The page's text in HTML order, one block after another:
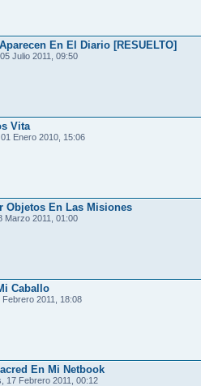
En El Diario [RESUELTO]
Julio 2011, 09:50
Vita
Enero 2010, 15:06
Objetos En Las Misiones
Marzo 2011, 01:00
Caballo
Febrero 2011, 18:08
En Mi Netbook
17 Febrero 2011, 00:12